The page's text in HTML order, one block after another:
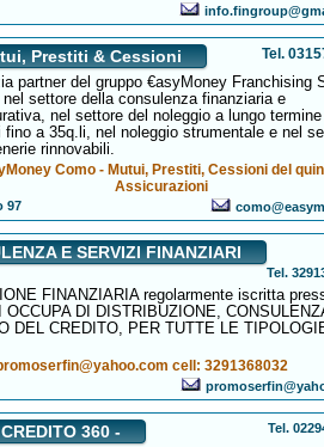
Prestiti & Cessioni Tel.
partner del gruppo €asyMoney Franchising
nel settore della consulenza finanziaria e
nel settore del noleggio a lungo termine
fino a 35q.li, nel noleggio strumentale e nel
rinnovabili.
Como - Mutui, Prestiti, Cessioni del
Assicurazioni
97
E SERVIZI FINANZIARI
Tel.
FINANZIARIA regolarmente iscritta
DI DISTRIBUZIONE,
DEL CREDITO, PER TUTTE LE
cell: 3291368032
360 - Tel.